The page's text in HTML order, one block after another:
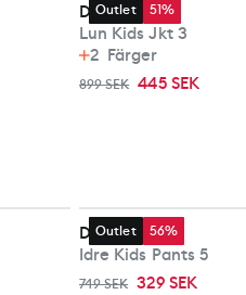
Outlet 51%
Didriksons
Lun Kids Jkt 3
2 Färger
899 SEK 445 SEK
Outlet 56%
Didriksons
Idre Kids Pants 5
749 SEK 329 SEK